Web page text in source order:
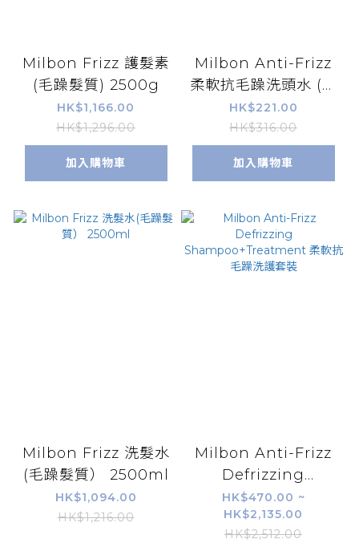
Milbon Frizz 護髮素
(毛躁髮質) 2500g
HK$1,166.00
HK$1,296.00
加入購物車
Milbon Anti-Frizz
柔軟抗毛躁洗頭水 (毛
躁髮質）200ml
HK$221.00
HK$316.00
加入購物車
Milbon Frizz 洗髮水
(毛躁髮質） 2500ml
HK$1,094.00
HK$1,216.00
Milbon Anti-Frizz
Defrizzing
Shampoo+Treatment
柔軟抗毛躁洗護套裝
HK$470.00 ~
HK$2,135.00
HK$2,512.00